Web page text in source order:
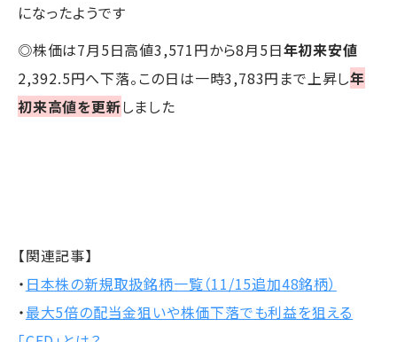
になったようです
◎株価は7月5日高値3,571円から8月5日年初来安値
2,392.5円へ下落。この日は一時3,783円まで上昇し年
初来高値を更新しました
【関連記事】
・ 日本株の新規取扱銘柄一覧（11/15追加48銘柄）
・最大5倍の配当金狙いや株価下落でも利益を狙える